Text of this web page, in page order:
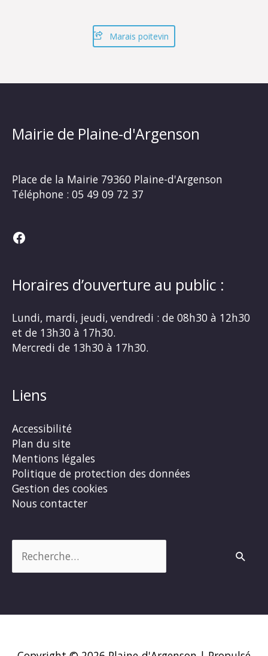
Marais poitevin
Mairie de Plaine-d'Argenson
Place de la Mairie 79360 Plaine-d'Argenson
Téléphone : 05 49 09 72 37
Facebook
Horaires d’ouverture au public :
Lundi, mardi, jeudi, vendredi : de 08h30 à 12h30
et de 13h30 à 17h30.
Mercredi de 13h30 à 17h30.
Liens
Accessibilité
Plan du site
Mentions légales
Politique de protection des données
Gestion des cookies
Nous contacter